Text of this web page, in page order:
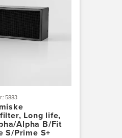
5883
Long life,
Alpha B/Fit
S/Prime S+